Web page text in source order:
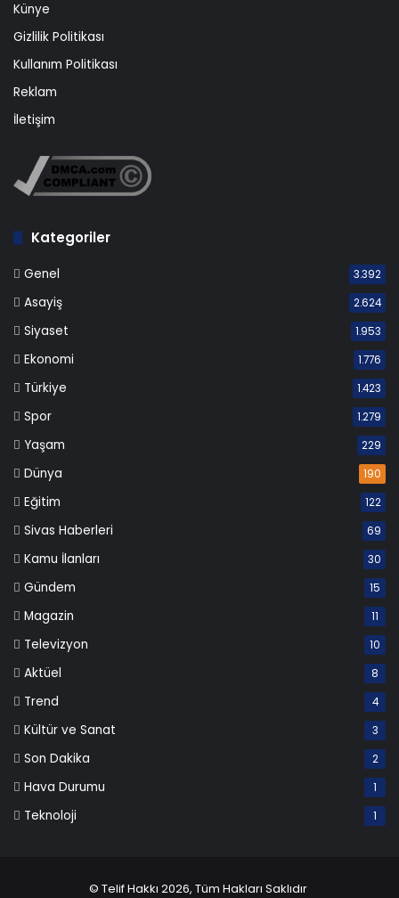
Künye
Gizlilik Politikası
Kullanım Politikası
Reklam
İletişim
Kategoriler
Genel 3.392
Asayiş 2.624
Siyaset 1.953
Ekonomi 1.776
Türkiye 1.423
Spor 1.279
Yaşam 229
Dünya 190
Eğitim 122
Sivas Haberleri 69
Kamu İlanları 30
Gündem 15
Magazin 11
Televizyon 10
Aktüel 8
Trend 4
Kültür ve Sanat 3
Son Dakika 2
Hava Durumu 1
Teknoloji 1
© Telif Hakkı 2026, Tüm Hakları Saklıdır